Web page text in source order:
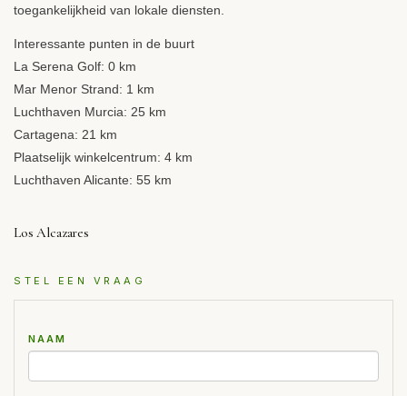
toegankelijkheid van lokale diensten.
Interessante punten in de buurt
La Serena Golf: 0 km
Mar Menor Strand: 1 km
Luchthaven Murcia: 25 km
Cartagena: 21 km
Plaatselijk winkelcentrum: 4 km
Luchthaven Alicante: 55 km
Los Alcazares
STEL EEN VRAAG
NAAM